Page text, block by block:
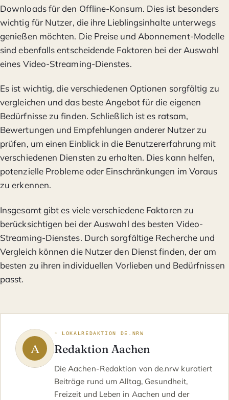
Downloads für den Offline-Konsum. Dies ist besonders
wichtig für Nutzer, die ihre Lieblingsinhalte unterwegs
genießen möchten. Die Preise und Abonnement-Modelle
sind ebenfalls entscheidende Faktoren bei der Auswahl
eines Video-Streaming-Dienstes.
Es ist wichtig, die verschiedenen Optionen sorgfältig zu
vergleichen und das beste Angebot für die eigenen
Bedürfnisse zu finden. Schließlich ist es ratsam,
Bewertungen und Empfehlungen anderer Nutzer zu
prüfen, um einen Einblick in die Benutzererfahrung mit
verschiedenen Diensten zu erhalten. Dies kann helfen,
potenzielle Probleme oder Einschränkungen im Voraus
zu erkennen.
Insgesamt gibt es viele verschiedene Faktoren zu
berücksichtigen bei der Auswahl des besten Video-
Streaming-Dienstes. Durch sorgfältige Recherche und
Vergleich können die Nutzer den Dienst finden, der am
besten zu ihren individuellen Vorlieben und Bedürfnissen
passt.
◦ LOKALREDAKTION DE.NRW
Redaktion Aachen
Die Aachen-Redaktion von de.nrw kuratiert
Beiträge rund um Alltag, Gesundheit,
Freizeit und Leben in Aachen und der